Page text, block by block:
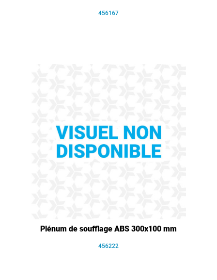
456167
Plénum de soufflage ABS 300x100 mm
456222